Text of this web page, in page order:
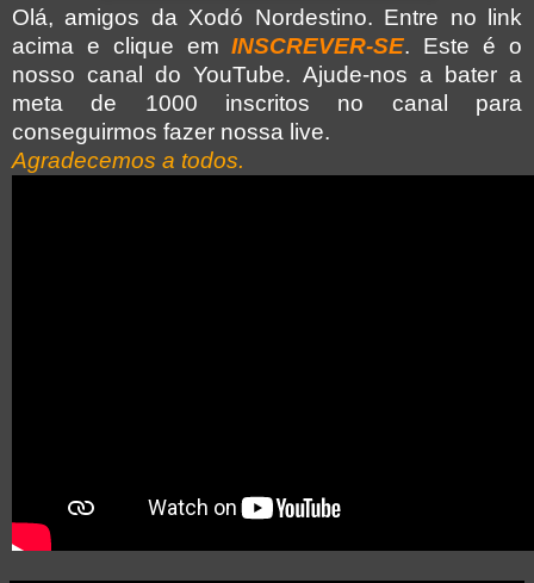
Olá, amigos da Xodó Nordestino. Entre no link
acima e clique emINSCREVER-SE. Este é o
nosso canal do YouTube. Ajude-nos a bater a
meta de 1000 inscritos no canal para
conseguirmos fazer nossa live.
Agradecemos a todos.